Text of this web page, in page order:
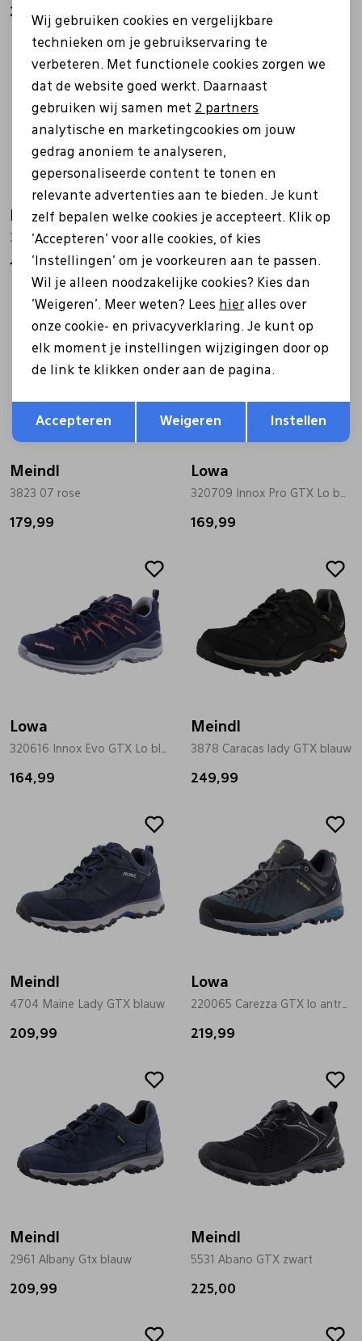
214,95 179,99
Lowa
321709 Innox Pro Lo Ws blauw
174,99
Lowa
179,99
Meindl
3823 07 rose
179,99
Lowa
169,99
Lowa
164,99
Meindl
3878 Caracas lady GTX blauw
249,99
Meindl
4704 Maine Lady GTX blauw
209,99
Lowa
219,99
Meindl
2961 Albany Gtx blauw
209,99
Meindl
5531 Abano GTX zwart
225,00
Analytische cookies
Marketing cookies
Terug Opslaan
Wij gebruiken cookies en vergelijkbare
technieken om je gebruikservaring te
verbeteren. Met functionele cookies zorgen we
dat de website goed werkt. Daarnaast
gebruiken wij samen met 2 partners
analytische en marketingcookies om jouw
gedrag anoniem te analyseren,
gepersonaliseerde content te tonen en
relevante advertenties aan te bieden. Je kunt
zelf bepalen welke cookies je accepteert. Klik op
'Accepteren' voor alle cookies, of kies
'Instellingen' om je voorkeuren aan te passen.
Wil je alleen noodzakelijke cookies? Kies dan
'Weigeren'. Meer weten? Lees hier alles over
onze cookie- en privacyverklaring. Je kunt op
elk moment je instellingen wijzigingen door op
de link te klikken onder aan de pagina.
Accepteren Weigeren Instellen